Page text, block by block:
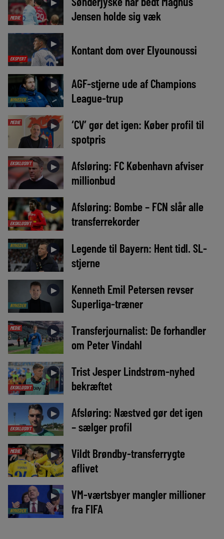
MEDIE
►
Jensen holde sig væk
EKSPERT
► Kontant dom over Elyounoussi
NYHEDER
►
AGF-stjerne ude af Champions
League-trup
MEDIE ►
‘CV’ gør det igen: Køber profil til
spotpris
EKSKLUSIVT ►
Afsløring: FC København afviser
millionbud
EKSKLUSIVT
►
Afsløring: Bombe – FCN slår alle
transferrekorder
NYHEDER ►
Legende til Bayern: Hent tidl. SL-
stjerne
NYHEDER
►
Kenneth Emil Petersen revser
Superliga-træner
MEDIE ►
Transferjournalist: De forhandler
om Peter Vindahl
EKSKLUSIVT
►
Trist Jesper Lindstrøm-nyhed
bekræftet
EKSKLUSIVT
►
Afsløring: Næstved gør det igen
– sælger profil
MEDIE ►
Vildt Brøndby-transferrygte
aflivet
NYHEDER
►
VM-værtsbyer mangler millioner
fra FIFA